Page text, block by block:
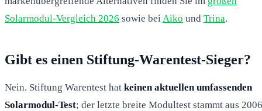
Solarmodul-Vergleich 2026 sowie bei Aiko und Trina.
Gibt es einen Stiftung-Warentest-Sieger?
Nein. Stiftung Warentest hat keinen aktuellen umfassenden
Solarmodul-Test; der letzte breite Modultest stammt aus